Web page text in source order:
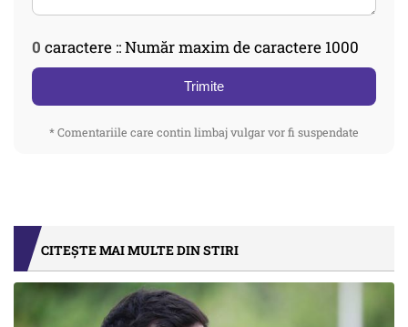
0 caractere :: Număr maxim de caractere 1000
Trimite
* Comentariile care contin limbaj vulgar vor fi suspendate
CITEȘTE MAI MULTE DIN STIRI